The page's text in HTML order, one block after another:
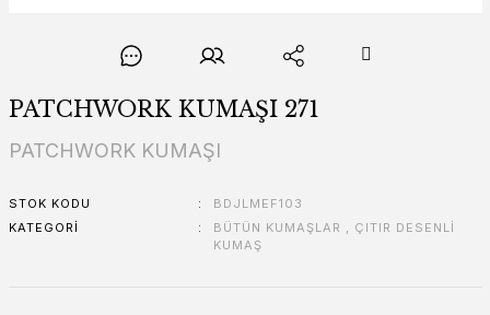
PATCHWORK KUMAŞI 271
PATCHWORK KUMAŞI
STOK KODU
BDJLMEF103
KATEGORI
BÜTÜN KUMAŞLAR , ÇITIR DESENLİ
KUMAŞ